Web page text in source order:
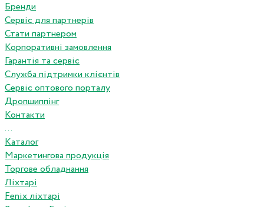
Бренди
Сервіс для партнерів
Стати партнером
Корпоративні замовлення
Гарантія та сервіс
Служба підтримки клієнтів
Сервіс оптового порталу
Дропшиппінг
Контакти
...
Каталог
Маркетингова продукція
Торгове обладнання
Ліхтарі
Fenix ліхтарі